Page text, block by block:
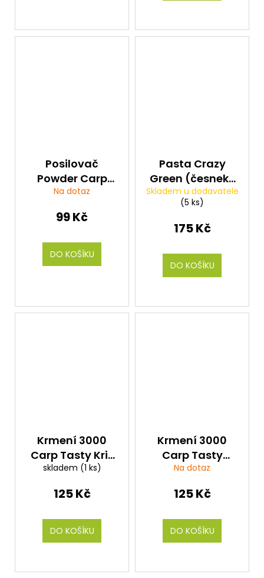
Posilovač
Powder Carp
Tasty Krill (krill)
Na dotaz
99 Kč
DO KOŠÍKU
Pasta Crazy
Green (česnek)
100g
Skladem u dodavatele
(5 ks)
175 Kč
DO KOŠÍKU
Krmení 3000
Carp Tasty Krill
(kapr krill) 1kg
skladem (1 ks)
125 Kč
DO KOŠÍKU
Krmení 3000
Carp Tasty
Spicy (kapr
koření Robin
Red) 1kg
Na dotaz
125 Kč
DO KOŠÍKU